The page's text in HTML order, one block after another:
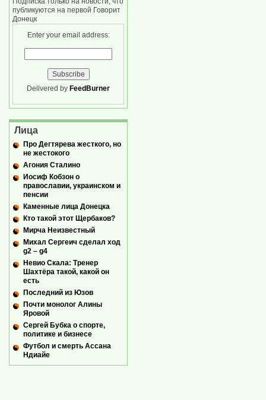
публикуются на первой Говорит
Донецк
Enter your email address:
Delivered by FeedBurner
Лица
Про Дегтярева жесткого, но
не жестокого
Агония Сталино
Иосиф Кобзон о
православии, украинском и
пенсии
Каменные лица Донецка
Кто такой этот Щербаков?
Мирча Неизвестный
Михал Сергеич сделал ход
g2 – g4
Невио Скала: Тренер
Шахтёра такой, какой он
есть
Последний из Юзов
Почти монолог Алины
Яровой
Сергей Бубка о спорте,
политике и бизнесе
Футбол и смерть Ассана
Ндиайе